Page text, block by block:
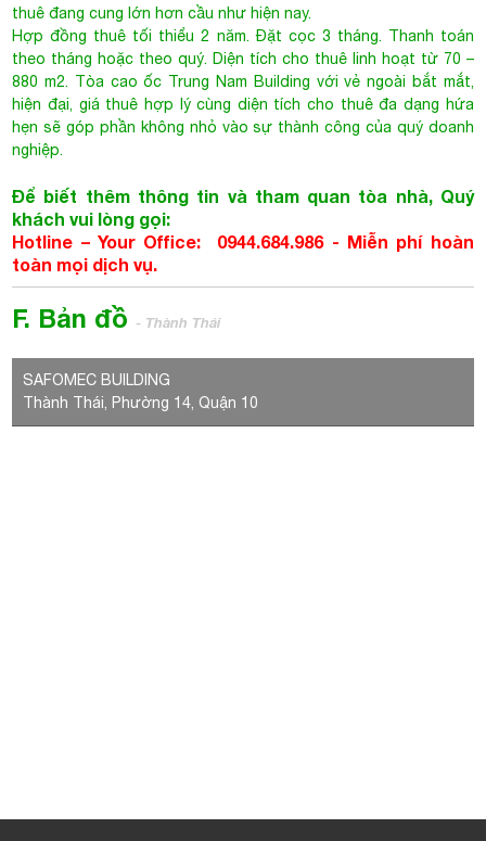
880 m2. Tòa cao ốc Trung Nam Building với vẻ ngoài bắt mắt,
hiện đại, giá thuê hợp lý cùng diện tích cho thuê đa dạng hứa
hẹn sẽ góp phần không nhỏ vào sự thành công của quý doanh
nghiệp.
Để biết thêm thông tin và tham quan tòa nhà, Quý
khách vui lòng gọi:
toàn mọi dịch vụ.
F. Bản đồ - Thành Thái
SAFOMEC BUILDING
Thành Thái, Phường 14, Quận 10